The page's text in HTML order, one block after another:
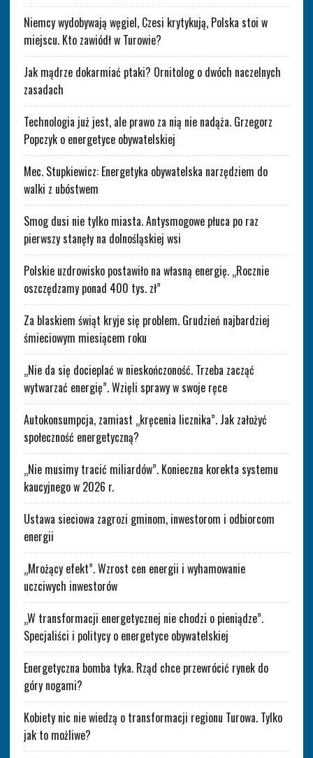
Niemcy wydobywają węgiel, Czesi krytykują, Polska stoi w
miejscu. Kto zawiódł w Turowie?
Jak mądrze dokarmiać ptaki? Ornitolog o dwóch naczelnych
zasadach
Technologia już jest, ale prawo za nią nie nadąża. Grzegorz
Popczyk o energetyce obywatelskiej
Mec. Stupkiewicz: Energetyka obywatelska narzędziem do
walki z ubóstwem
Smog dusi nie tylko miasta. Antysmogowe płuca po raz
pierwszy stanęły na dolnośląskiej wsi
Polskie uzdrowisko postawiło na własną energię. „Rocznie
oszczędzamy ponad 400 tys. zł”
Za blaskiem świąt kryje się problem. Grudzień najbardziej
śmieciowym miesiącem roku
„Nie da się docieplać w nieskończoność. Trzeba zacząć
wytwarzać energię”. Wzięli sprawy w swoje ręce
Autokonsumpcja, zamiast „kręcenia licznika”. Jak założyć
społeczność energetyczną?
„Nie musimy tracić miliardów”. Konieczna korekta systemu
kaucyjnego w 2026 r.
Ustawa sieciowa zagrozi gminom, inwestorom i odbiorcom
energii
„Mrożący efekt”. Wzrost cen energii i wyhamowanie
uczciwych inwestorów
„W transformacji energetycznej nie chodzi o pieniądze”.
Specjaliści i politycy o energetyce obywatelskiej
Energetyczna bomba tyka. Rząd chce przewrócić rynek do
góry nogami?
Kobiety nic nie wiedzą o transformacji regionu Turowa. Tylko
jak to możliwe?